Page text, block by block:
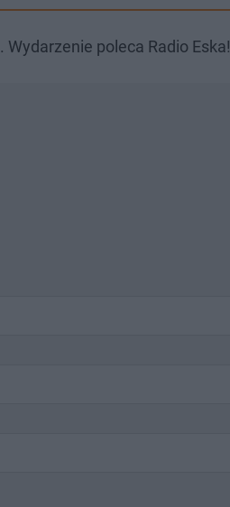
. Wydarzenie poleca Radio Eska!